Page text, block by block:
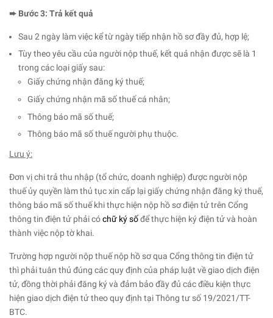
➨ Bước 3: Trả kết quả
Sau 2 ngày làm việc kể từ ngày tiếp nhận hồ sơ đầy đủ, hợp lệ;
Tùy theo yêu cầu của người nộp thuế, kết quả nhận được sẽ là 1
trong các loại giấy sau:
Giấy chứng nhận đăng ký thuế;
Giấy chứng nhận mã số thuế cá nhân;
Thông báo mã số thuế;
Thông báo mã số thuế người phụ thuộc.
Lưu ý:
Đơn vị chi trả thu nhập (tổ chức, doanh nghiệp) được người nộp
thuế ủy quyền làm thủ tục xin cấp lại giấy chứng nhận đăng ký thuế,
thông báo mã số thuế khi thực hiện nộp hồ sơ điện tử trên Cổng
thông tin điện tử phải cóchữ ký sốđể thực hiện ký điện tử và hoàn
thành việc nộp tờ khai.
Trường hợp người nộp thuế nộp hồ sơ qua Cổng thông tin điện tử
thì phải tuân thủ đúng các quy định của pháp luật về giao dịch điện
tử, đồng thời phải đăng ký và đảm bảo đầy đủ các điều kiện thực
hiện giao dịch điện tử theo quy định tại Thông tư số 19/2021/TT-
BTC.